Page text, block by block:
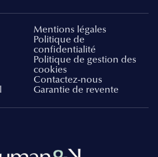
Mentions légales
Politique de
confidentialité
Politique de gestion des
cookies
Contactez-nous
Garantie de revente